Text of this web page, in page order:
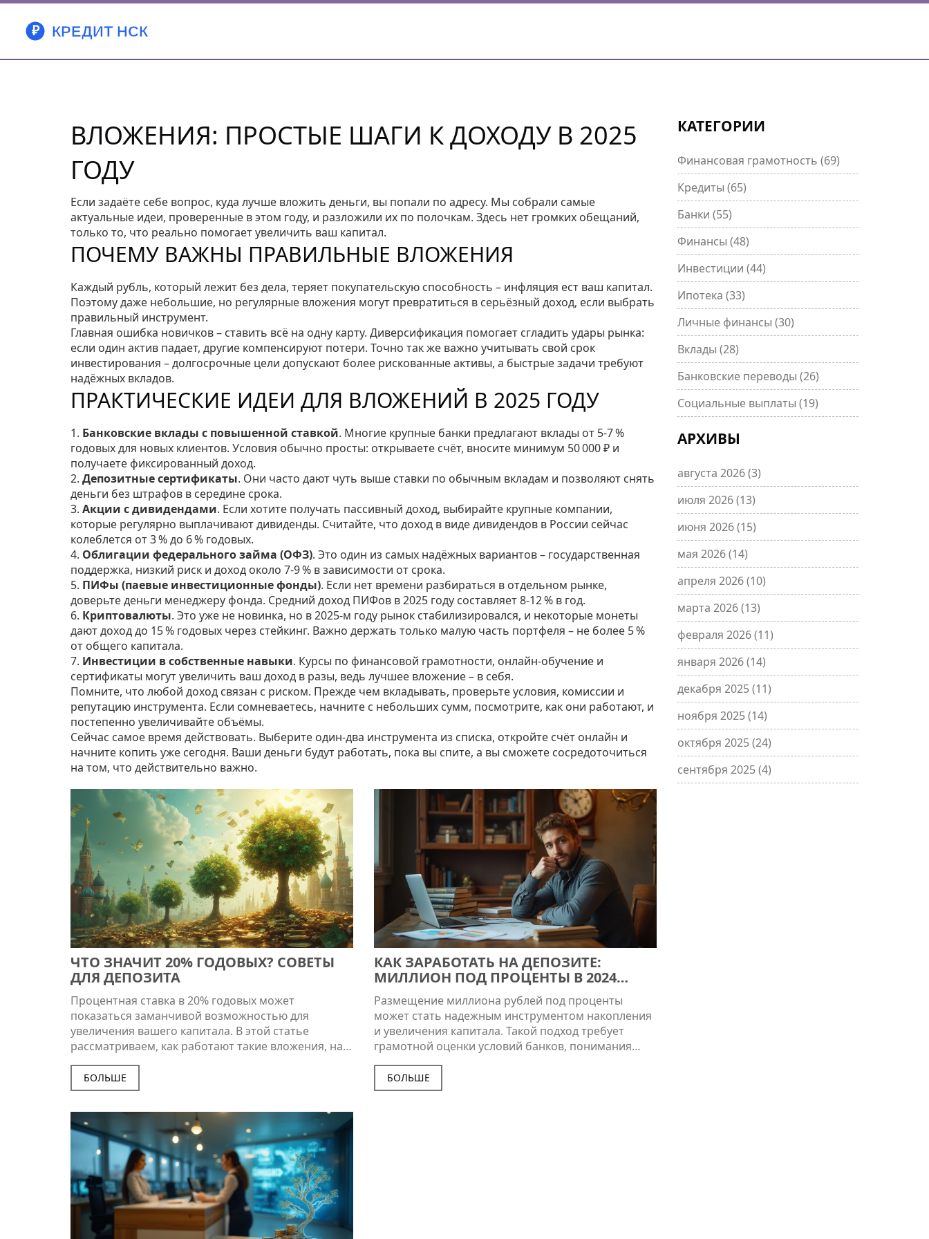
ВЛОЖЕНИЯ: ПРОСТЫЕ ШАГИ К ДОХОДУ В 2025
ГОДУ
Если задаёте себе вопрос, куда лучше вложить деньги, вы попали по адресу. Мы собрали самые
актуальные идеи, проверенные в этом году, и разложили их по полочкам. Здесь нет громких обещаний,
только то, что реально помогает увеличить ваш капитал.
ПОЧЕМУ ВАЖНЫ ПРАВИЛЬНЫЕ ВЛОЖЕНИЯ
Каждый рубль, который лежит без дела, теряет покупательскую способность – инфляция ест ваш капитал.
Поэтому даже небольшие, но регулярные вложения могут превратиться в серьёзный доход, если выбрать
правильный инструмент.
Главная ошибка новичков – ставить всё на одну карту. Диверсификация помогает сгладить удары рынка:
если один актив падает, другие компенсируют потери. Точно так же важно учитывать свой срок
инвестирования – долгосрочные цели допускают более рискованные активы, а быстрые задачи требуют
надёжных вкладов.
ПРАКТИЧЕСКИЕ ИДЕИ ДЛЯ ВЛОЖЕНИЙ В 2025 ГОДУ
1. Банковские вклады с повышенной ставкой. Многие крупные банки предлагают вклады от 5‑7 %
годовых для новых клиентов. Условия обычно просты: открываете счёт, вносите минимум 50 000 ₽ и
получаете фиксированный доход.
2. Депозитные сертификаты. Они часто дают чуть выше ставки по обычным вкладам и позволяют снять
деньги без штрафов в середине срока.
3. Акции с дивидендами. Если хотите получать пассивный доход, выбирайте крупные компании,
которые регулярно выплачивают дивиденды. Считайте, что доход в виде дивидендов в России сейчас
колеблется от 3 % до 6 % годовых.
4. Облигации федерального займа (ОФЗ). Это один из самых надёжных вариантов – государственная
поддержка, низкий риск и доход около 7‑9 % в зависимости от срока.
5. ПИФы (паевые инвестиционные фонды). Если нет времени разбираться в отдельном рынке,
доверьте деньги менеджеру фонда. Средний доход ПИФов в 2025 году составляет 8‑12 % в год.
6. Криптовалюты. Это уже не новинка, но в 2025‑м году рынок стабилизировался, и некоторые монеты
дают доход до 15 % годовых через стейкинг. Важно держать только малую часть портфеля – не более 5 %
от общего капитала.
7. Инвестиции в собственные навыки. Курсы по финансовой грамотности, онлайн‑обучение и
сертификаты могут увеличить ваш доход в разы, ведь лучшее вложение – в себя.
Помните, что любой доход связан с риском. Прежде чем вкладывать, проверьте условия, комиссии и
репутацию инструмента. Если сомневаетесь, начните с небольших сумм, посмотрите, как они работают, и
постепенно увеличивайте объёмы.
Сейчас самое время действовать. Выберите один‑два инструмента из списка, откройте счёт онлайн и
начните копить уже сегодня. Ваши деньги будут работать, пока вы спите, а вы сможете сосредоточиться
на том, что действительно важно.
ЧТО ЗНАЧИТ 20% ГОДОВЫХ? СОВЕТЫ
ДЛЯ ДЕПОЗИТА
Процентная ставка в 20% годовых может
показаться заманчивой возможностью для
увеличения вашего капитала. В этой статье
рассматриваем, как работают такие вложения, на
что обращать внимание и какие подводные камни
скрываются за высокими процентами. Узнаете,
почему важно внимательно анализировать
недобросовестных организаций.
БОЛЬШЕ
КАК ЗАРАБОТАТЬ НА ДЕПОЗИТЕ:
МИЛЛИОН ПОД ПРОЦЕНТЫ В 2024
ГОДУ
Размещение миллиона рублей под проценты
может стать надежным инструментом накопления
и увеличения капитала. Такой подход требует
грамотной оценки условий банков, понимания
процентных ставок и знания актуальных
экономических факторов, влияющих на
доходность. В статье рассмотрим различные
БОЛЬШЕ
КАТЕГОРИИ
Финансовая грамотность (69)
Кредиты (65)
Банки (55)
Финансы (48)
Инвестиции (44)
Ипотека (33)
Личные финансы (30)
Вклады (28)
Банковские переводы (26)
Социальные выплаты (19)
АРХИВЫ
августа 2026(3)
июля 2026(13)
июня 2026(15)
мая 2026(14)
апреля 2026(10)
марта 2026(13)
февраля 2026(11)
января 2026(14)
декабря 2025(11)
ноября 2025(14)
октября 2025(24)
сентября 2025(4)